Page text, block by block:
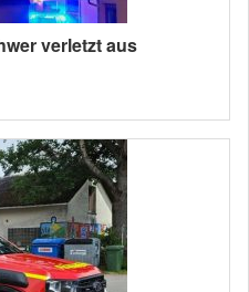
verletzt aus